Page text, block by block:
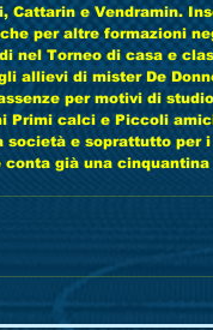
Cattarin e Vendramin.
per altre formazioni
nel Torneo di casa e
allievi di mister De
per motivi di
Primi calci e Piccoli
società e soprattutto per
conta già una